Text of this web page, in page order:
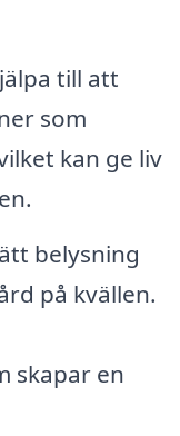
till att
som
kan ge liv
belysning
på kvällen.
skapar en